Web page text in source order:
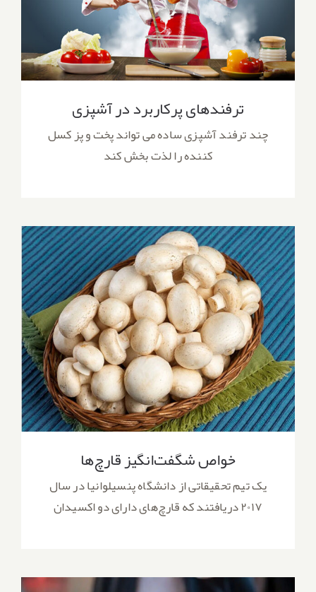
ترفندهای پرکاربرد در آشپزی
چند ترفند آشپزی ساده می تواند پخت و پز کسل
کننده را لذت بخش کند
خواص شگفت‌انگیز قارچ‌ها
خواص شگفت‌انگیز قارچ‌ها
یک تیم تحقیقاتی از دانشگاه پنسیلوانیا در سال
۲۰۱۷ دریافتند که قارچ‌های دارای دو اکسیدان